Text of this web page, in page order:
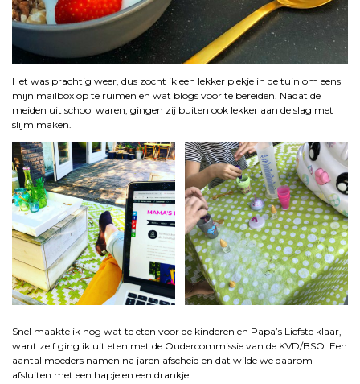
Het was prachtig weer, dus zocht ik een lekker plekje in de tuin om eens
mijn mailbox op te ruimen en wat blogs voor te bereiden. Nadat de
meiden uit school waren, gingen zij buiten ook lekker aan de slag met
slijm maken.
Snel maakte ik nog wat te eten voor de kinderen en Papa’s Liefste klaar,
want zelf ging ik uit eten met de Oudercommissie van de KVD/BSO. Een
aantal moeders namen na jaren afscheid en dat wilde we daarom
afsluiten met een hapje en een drankje.